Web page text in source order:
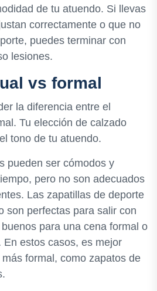
de tu atuendo. Si llevas
correctamente o que no
puedes terminar con
lesiones.
vs formal
la diferencia entre el
Tu elección de calzado
tono de tu atuendo.
pueden ser cómodos y
pero no son adecuados
Las zapatillas de deporte
son perfectas para salir con
para una cena formal o
En estos casos, es mejor
formal, como zapatos de